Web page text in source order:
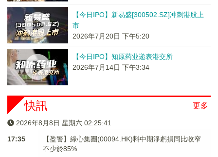
【今日IPO】新易盛[300502.SZ]冲刺港股上
市
2026年7月20日 下午5:20
【今日IPO】知原药业递表港交所
2026年7月14日 下午3:34
更多
快訊
2026年8月8日 星期六 02:25:41
17:35
【盈警】綠心集團(00094.HK)料中期淨虧損同比收窄
不少於85%